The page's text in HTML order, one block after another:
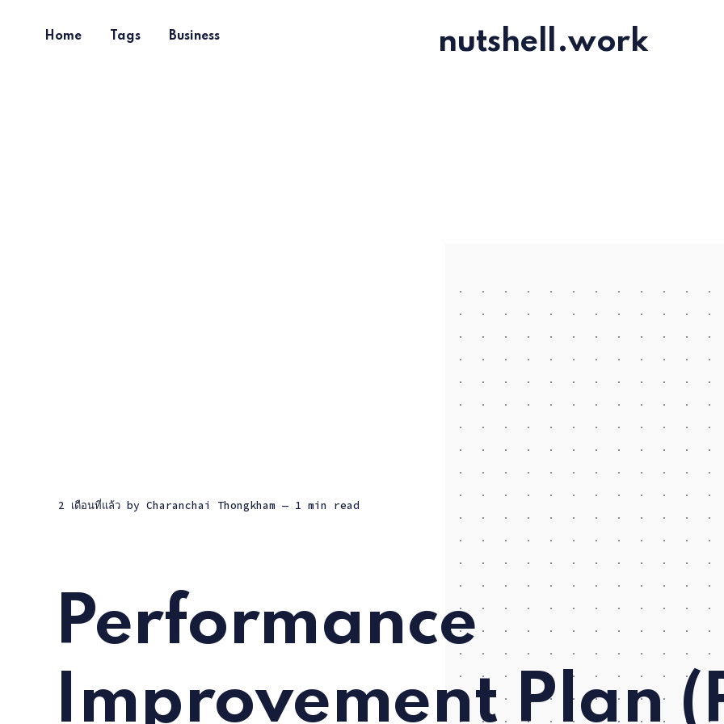
nutshell.work
Home Tags Business
2 เดือนที่แล้ว by Charanchai Thongkham — 1 min read
Performance
Improvement Plan